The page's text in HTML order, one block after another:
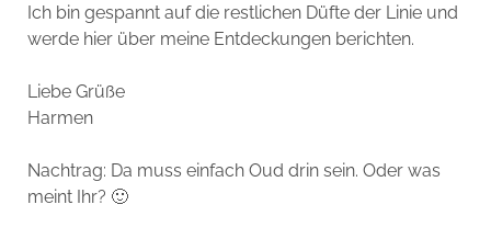
Ich bin gespannt auf die restlichen Düfte der Linie und
werde hier über meine Entdeckungen berichten.
Liebe Grüße
Harmen
Nachtrag: Da muss einfach Oud drin sein. Oder was
meint Ihr? 🙂